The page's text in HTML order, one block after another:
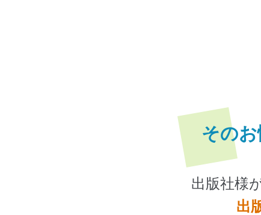
その
出版社様
出